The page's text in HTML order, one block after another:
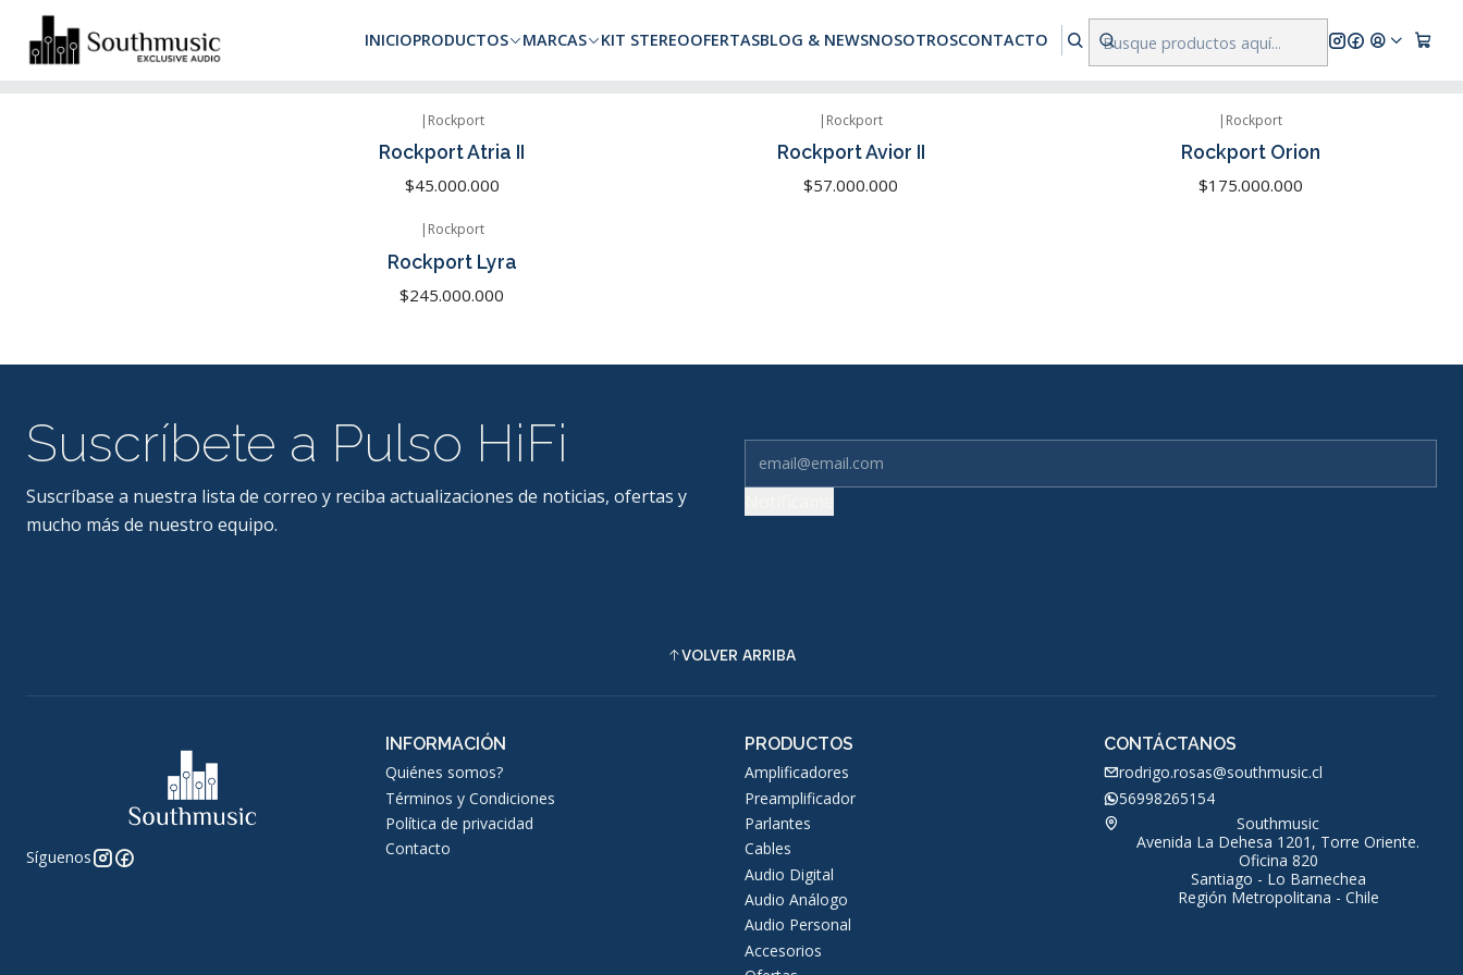
INICIOPRODUCTOS MARCAS KIT STEREOOFERTASBLOG & NEWSNOSOTROSCONTACTO
Despacho a todo Chile. Envíos gratuitos a Región Metropolitana por compras superiores a $500.000
Inicio Marcas
| Rockport
Rockport Atria II
$45.000.000
| Rockport
Rockport Avior II
$57.000.000
| Rockport
Rockport Orion
$175.000.000
| Rockport
Rockport Lyra
$245.000.000
Suscríbete a Pulso HiFi
Suscríbase a nuestra lista de correo y reciba actualizaciones de noticias, ofertas y
mucho más de nuestro equipo.
VOLVER ARRIBA
Síguenos
INFORMACIÓN
Quiénes somos?
Términos y Condiciones
Política de privacidad
Contacto
PRODUCTOS
Amplificadores
Preamplificador
Parlantes
Cables
Audio Digital
Audio Análogo
Audio Personal
Accesorios
CONTÁCTANOS
rodrigo.rosas@southmusic.cl
56998265154
Southmusic
Avenida La Dehesa 1201, Torre Oriente.
Oficina 820
Santiago - Lo Barnechea
Región Metropolitana - Chile